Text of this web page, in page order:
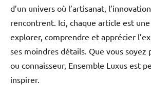
d’un univers où l’artisanat,
rencontrent. Ici, chaque article est
explorer, comprendre et apprécier
ses moindres détails. Que vous soyez
ou connaisseur, Ensemble Luxus est
inspirer.